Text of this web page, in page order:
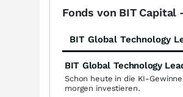
Fonds von BIT Capital
BIT Global Technology
BIT Global Technology
Schon heute in die KI-
morgen investieren.